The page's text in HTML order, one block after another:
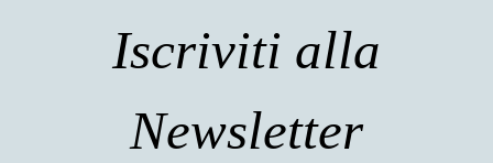
Iscriviti alla
Newsletter